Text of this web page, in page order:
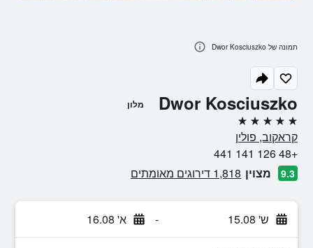
Dwor Kosciuszko מלון
5 כוכבים
קראקוב, פולין
+48 126 141 441
9.3 מצוין 1,818 דירוגים מאומתים
ש' 15.08 - א' 16.08
תמונה של Dwor Kosciuszko